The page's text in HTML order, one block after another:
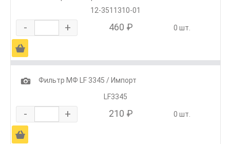
12-3511310-01
- + 460 ₽ 0 шт.
Ä
1
Фильтр МФ LF 3345 / Импорт
LF3345
- + 210 ₽ 0 шт.
Ä